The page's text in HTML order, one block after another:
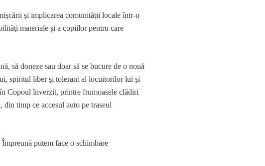
şi implicarea comunităţii locale într-o
materiale și a copiilor pentru care
să doneze sau doar să se bucure de o nouă
spiritul liber şi tolerant al locuitorilor lui şi
Copoul înverzit, printre frumoasele clădiri
timp ce accesul auto pe traseul
putem face o schimbare